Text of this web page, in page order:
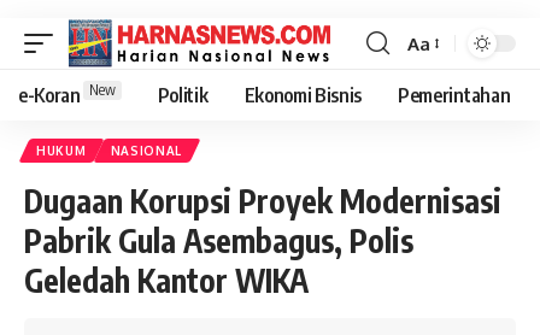
Aa
e-Koran New Politik Ekonomi Bisnis Pemerintahan
HUKUM NASIONAL
Dugaan Korupsi Proyek Modernisasi
Pabrik Gula Asembagus, Polis
Geledah Kantor WIKA